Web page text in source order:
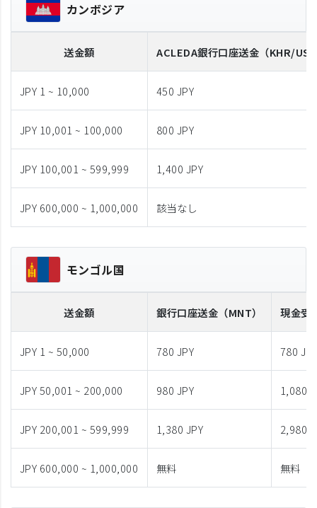
カンボジア
送金額 ACLEDA銀行口座送金 （KHR/
JPY 1 ~ 10,000 450 JPY
JPY 10,001 ~ 100,000 800 JPY
JPY 100,001 ~ 599,999 1,400 JPY
JPY 600,000 ~ 1,000,000 該当なし
モンゴル国
送金額 銀行口座送金 （MNT） 現金受
JPY 1 ~ 50,000 780 JPY 780
JPY 50,001 ~ 200,000 980 JPY 1,080
JPY 200,001 ~ 599,999 1,380 JPY 2,980
JPY 600,000 ~ 1,000,000 無料 無料